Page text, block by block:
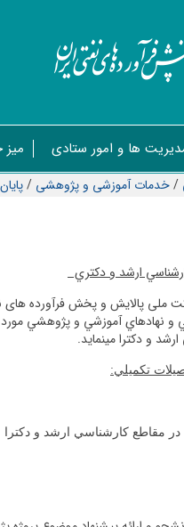
ها و امور ستادی
/خدمات آموزشی و پژوهشی /
ارشد و دكتري
ملی پالایش و پخش فرآورده های
و نهادهاي آموزشي و پژوهشي
و دكترا مينمايد.
تكميلي:
مقاطع كارشناسي ارشد و دكترا